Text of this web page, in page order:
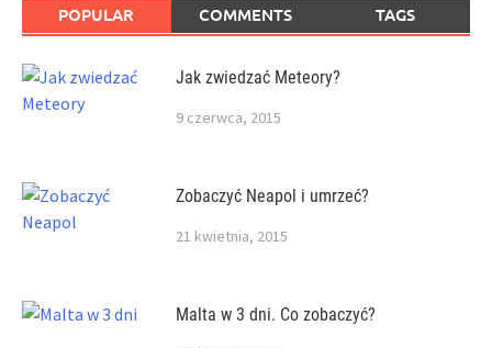
POPULAR COMMENTS TAGS
Jak zwiedzać Meteory?
9 czerwca, 2015
Zobaczyć Neapol i umrzeć?
21 kwietnia, 2015
Malta w 3 dni. Co zobaczyć?